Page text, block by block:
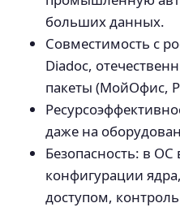
больших данных.
Совместимость с
Diadoc,
пакеты (МойОфис,
даже на
Безопасность: в
конфигурации
доступом,